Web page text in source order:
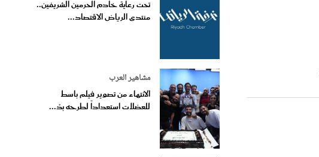
تحت رعاية خادم الحرمين الشريفين..
منتدى الرياض الاقتصاد...
مشاهير العرب
الانتهاء من تصوير فيلم باسط
للعضلات استعداداً لطرحه بدُ...